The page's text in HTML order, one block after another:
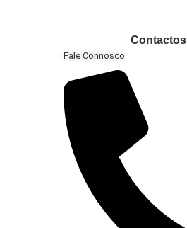
Contactos
Fale Connosco